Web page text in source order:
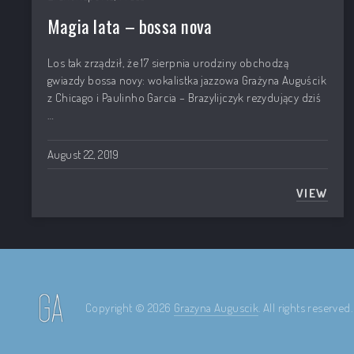
Magia lata – bossa nova
Los tak zrządził, że 17 sierpnia urodziny obchodzą
gwiazdy bossa novy: wokalistka jazzowa Grażyna Auguścik
z Chicago i Paulinho Garcia – Brazylijczyk rezydujący dziś
…
August 22, 2019
VIEWMAGIA
Copyright © 2026 Grazyna Auguscik . All rights reserved.
PREVIOUS